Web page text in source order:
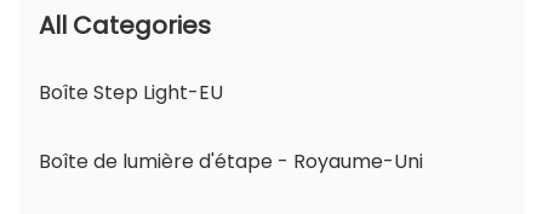
All Categories
Boîte Step Light-EU
Boîte de lumière d'étape - Royaume-Uni